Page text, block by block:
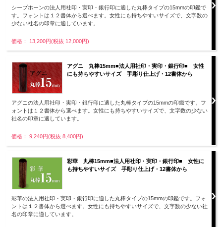
シープホーンの法人用社印・実印・銀行印に適した丸棒タイプの15mmの印鑑で
す。フォントは１２書体から選べます。女性にも持ちやすいサイズで、文字数の
少ない社名の印章に適しています。
価格： 13,200円(税抜 12,000円)
アグニ 丸棒15mm■法人用社印・実印・銀行印■ 女性
にも持ちやすいサイズ 手彫り仕上げ・12書体から
アグニの法人用社印・実印・銀行印に適した丸棒タイプの15mmの印鑑です。フ
ォントは１２書体から選べます。女性にも持ちやすいサイズで、文字数の少ない
社名の印章に適しています。
価格： 9,240円(税抜 8,400円)
彩華 丸棒15mm■法人用社印・実印・銀行印■ 女性に
も持ちやすいサイズ 手彫り仕上げ・12書体から
彩華の法人用社印・実印・銀行印に適した丸棒タイプの15mmの印鑑です。フォ
ントは１２書体から選べます。女性にも持ちやすいサイズで、文字数の少ない社
名の印章に適しています。